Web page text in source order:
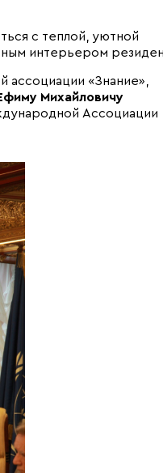
с теплой, уютной
интерьером
«Знание»,
Михайловичу
Ассоциации